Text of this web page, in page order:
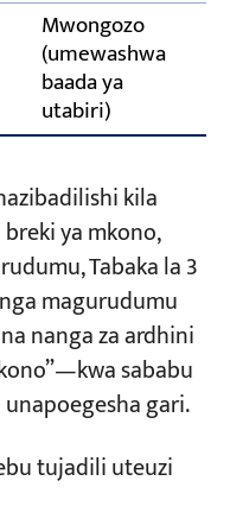
Mwongozo
(umewashwa
baada ya
utabiri)
kila
ya mkono,
Tabaka la 3
magurudumu
nanga za ardhini
sababu
gari.
tujadili uteuzi